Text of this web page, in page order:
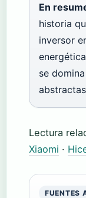
En
historia
inversor
se
Lectura
Xiaomi ·
FUENTES